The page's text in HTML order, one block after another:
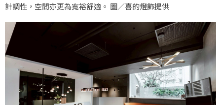
計調性，空間亦更為寬裕舒適。 圖／喜的燈飾提供